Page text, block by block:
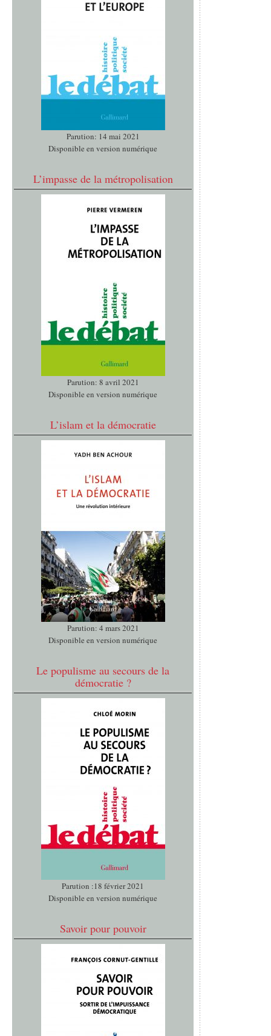
Parution: 14 mai 2021
Disponible en version numérique
L’impasse de la métropolisation
Parution: 8 avril 2021
Disponible en version numérique
L’islam et la démocratie
Parution: 4 mars 2021
Disponible en version numérique
Le populisme au secours de la
démocratie ?
Parution :18 février 2021
Disponible en version numérique
Savoir pour pouvoir